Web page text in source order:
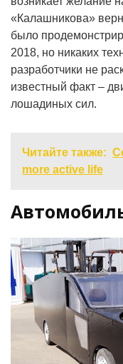
«Калашникова»
было
2018, но никаких
разработчики не
известный факт –
лошадиных сил.
Читайте также:
more active life